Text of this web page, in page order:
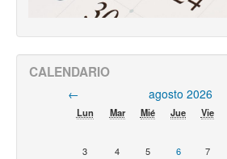
CALENDARIO
← agosto 2026
Lun Mar Mié Jue Vie
3
4 5 6 7